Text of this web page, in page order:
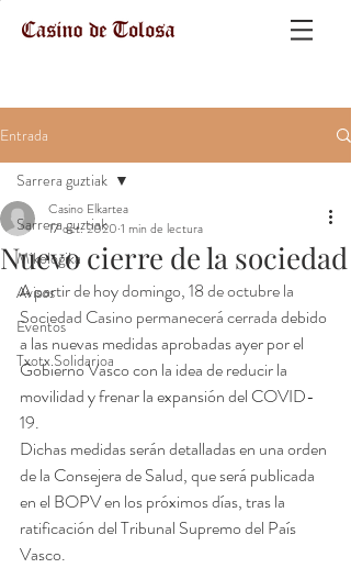
Entrada
Sarrera guztiak
Mikologika
Avisos
Eventos
Txotx Solidarioa
Sarrera guztiak
Nuevo cierre de la sociedad
Casino Elkartea
17 oct. 2020 1 min de lectura
A partir de hoy domingo, 18 de octubre la
Sociedad Casino permanecerá cerrada debido
a las nuevas medidas aprobadas ayer por el
Gobierno Vasco con la idea de reducir la
movilidad y frenar la expansión del COVID-
19.
Dichas medidas serán detalladas en una orden
de la Consejera de Salud, que será publicada
en el BOPV en los próximos días, tras la
ratificación del Tribunal Supremo del País
Vasco.